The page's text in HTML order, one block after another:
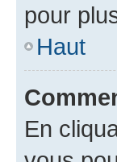
pour
Haut
En